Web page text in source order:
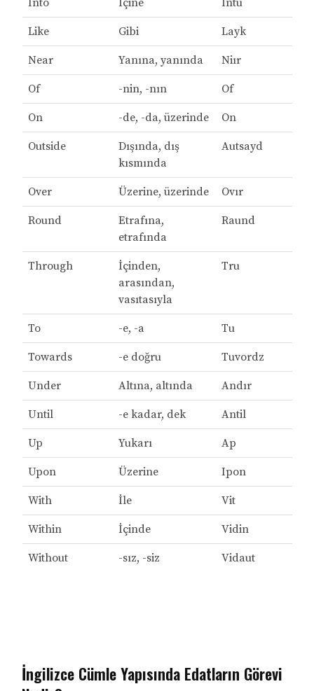
Into İçine İntu
Like Gibi Layk
Near Yanına, yanında Niır
Of -nin, -nın Of
On -de, -da, üzerinde On
Outside
Dışında, dış
kısmında
Autsayd
Over Üzerine, üzerinde Ovır
Round
Etrafına,
etrafında
Raund
Through
İçinden,
arasından,
vasıtasıyla
Tru
To -e, -a Tu
Towards -e doğru Tuvordz
Under Altına, altında Andır
Until -e kadar, dek Antil
Up Yukarı Ap
Upon Üzerine Ipon
With İle Vit
Within İçinde Vidin
Without -sız, -siz Vidaut
İngilizce Cümle Yapısında Edatların Görevi